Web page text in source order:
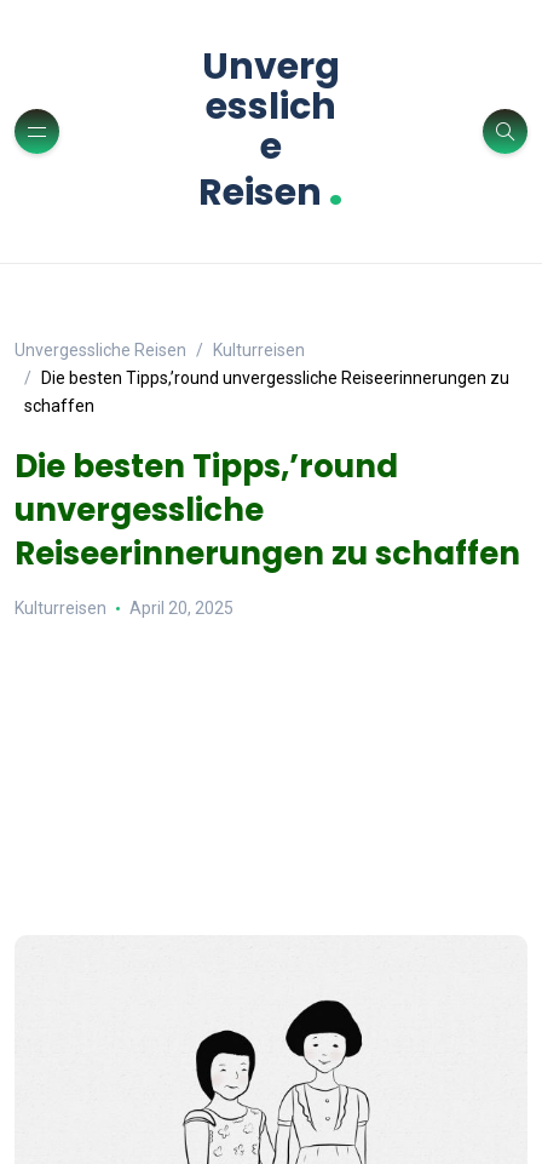
Unverg
esslich
e
Reisen .
Unvergessliche Reisen
Kulturreisen
Die besten Tipps,’round unvergessliche Reiseerinnerungen zu
schaffen
Die besten Tipps,’round
unvergessliche
Reiseerinnerungen zu schaffen
Kulturreisen April 20, 2025